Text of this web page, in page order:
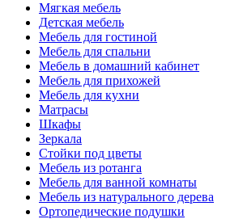
Мягкая мебель
Детская мебель
Мебель для гостиной
Мебель для спальни
Мебель в домашний кабинет
Мебель для прихожей
Мебель для кухни
Матрасы
Шкафы
Зеркала
Стойки под цветы
Мебель из ротанга
Мебель для ванной комнаты
Мебель из натурального дерева
Ортопедические подушки